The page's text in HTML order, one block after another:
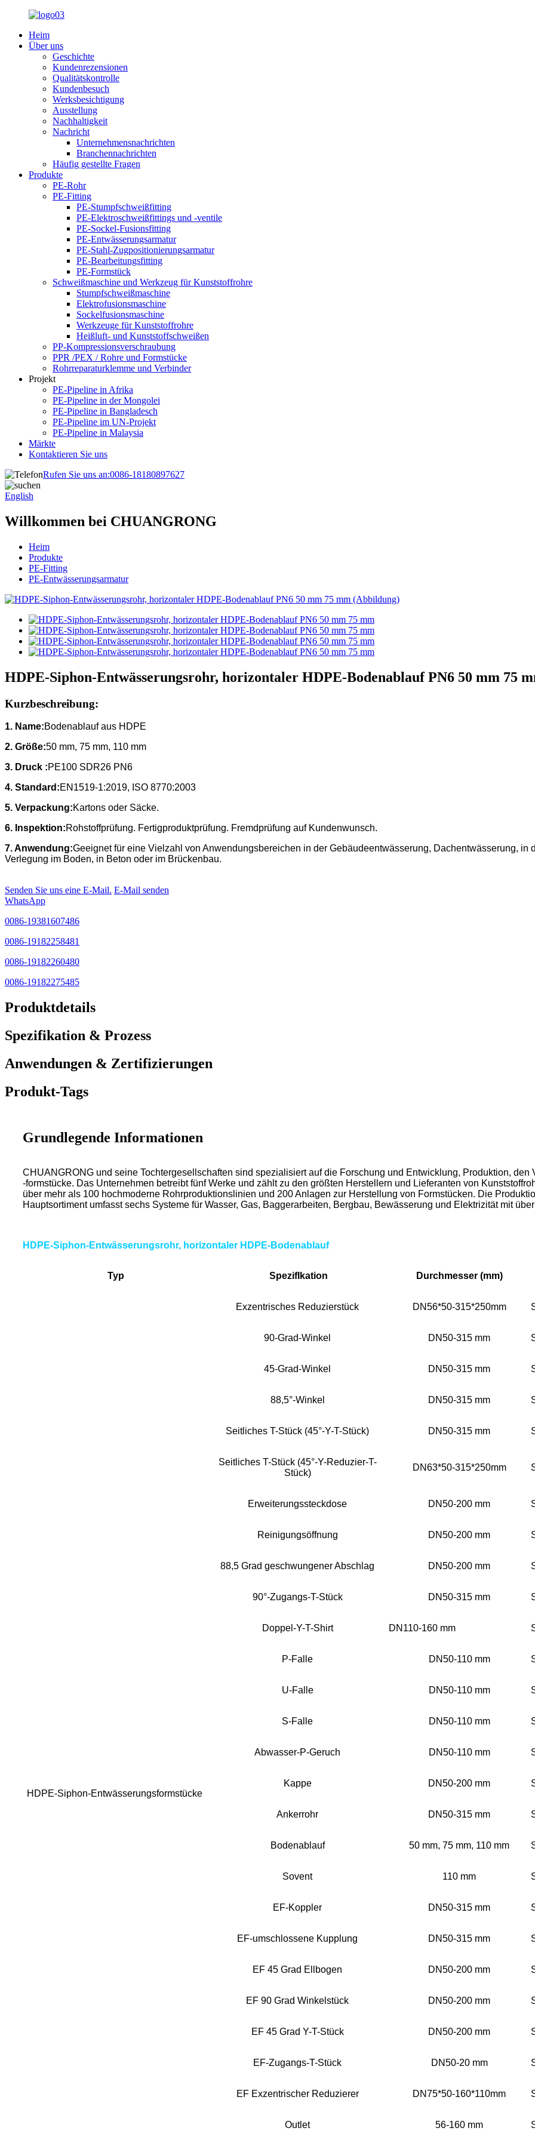
Heim
Über uns
Geschichte
Kundenrezensionen
Qualitätskontrolle
Kundenbesuch
Werksbesichtigung
Ausstellung
Nachhaltigkeit
Nachricht
Unternehmensnachrichten
Branchennachrichten
Häufig gestellte Fragen
Produkte
PE-Rohr
PE-Fitting
PE-Stumpfschweißfitting
PE-Elektroschweißfittings und -ventile
PE-Sockel-Fusionsfitting
PE-Entwässerungsarmatur
PE-Stahl-Zugpositionierungsarmatur
PE-Bearbeitungsfitting
PE-Formstück
Schweißmaschine und Werkzeug für Kunststoffrohre
Stumpfschweißmaschine
Elektrofusionsmaschine
Sockelfusionsmaschine
Werkzeuge für Kunststoffrohre
Heißluft- und Kunststoffschweißen
PP-Kompressionsverschraubung
PPR /PEX / Rohre und Formstücke
Rohrreparaturklemme und Verbinder
Projekt
PE-Pipeline in Afrika
PE-Pipeline in der Mongolei
PE-Pipeline in Bangladesch
PE-Pipeline im UN-Projekt
PE-Pipeline in Malaysia
Märkte
Kontaktieren Sie uns
Rufen Sie uns an:0086-18180897627
English
Willkommen bei CHUANGRONG
Heim
Produkte
PE-Fitting
PE-Entwässerungsarmatur
HDPE-Siphon-Entwässerungsrohr, horizontaler HDPE-Bodenablauf PN6 50 mm 75
Kurzbeschreibung:
1. Name:Bodenablauf aus HDPE
2. Größe:50 mm, 75 mm, 110 mm
3. Druck :PE100 SDR26 PN6
4. Standard:EN1519-1:2019, ISO 8770:2003
5. Verpackung:Kartons oder Säcke.
6. Inspektion:Rohstoffprüfung. Fertigproduktprüfung. Fremdprüfung auf Kundenwunsch.
7. Anwendung:Geeignet für eine Vielzahl von Anwendungsbereichen in der Gebäudeentwässerung, Dachentwässerung, in
Verlegung im Boden, in Beton oder im Brückenbau.
Senden Sie uns eine E-Mail. E-Mail senden
WhatsApp
0086-19381607486
0086-19182258481
0086-19182260480
0086-19182275485
Produktdetails
Spezifikation & Prozess
Anwendungen & Zertifizierungen
Produkt-Tags
Grundlegende Informationen
CHUANGRONG und seine Tochtergesellschaften sind spezialisiert auf die Forschung und Entwicklung, Produktion,
-formstücke. Das Unternehmen betreibt fünf Werke und zählt zu den größten Herstellern und Lieferanten von
über mehr als 100 hochmoderne Rohrproduktionslinien und 200 Anlagen zur Herstellung von Formstücken. Die
Hauptsortiment umfasst sechs Systeme für Wasser, Gas, Baggerarbeiten, Bergbau, Bewässerung und Elektrizität mit
HDPE-Siphon-Entwässerungsrohr, horizontaler HDPE-Bodenablauf
Typ SpezifIkation Durchmesser (mm)
HDPE-Siphon-Entwässerungsformstücke
Exzentrisches Reduzierstück DN56*50-315*250mm
90-Grad-Winkel DN50-315 mm
45-Grad-Winkel DN50-315 mm
88,5°-Winkel DN50-315 mm
Seitliches T-Stück (45°-Y-T-Stück) DN50-315 mm
Seitliches T-Stück (45°-Y-Reduzier-T-
Stück)
DN63*50-315*250mm
Erweiterungssteckdose DN50-200 mm
Reinigungsöffnung DN50-200 mm
88,5 Grad geschwungener Abschlag DN50-200 mm
90°-Zugangs-T-Stück DN50-315 mm
Doppel-Y-T-Shirt DN110-160 mm
P-Falle DN50-110 mm
U-Falle DN50-110 mm
S-Falle DN50-110 mm
Abwasser-P-Geruch DN50-110 mm
Kappe DN50-200 mm
Ankerrohr DN50-315 mm
Bodenablauf 50 mm, 75 mm, 110 mm
Sovent 110 mm
EF-Koppler DN50-315 mm
EF-umschlossene Kupplung DN50-315 mm
EF 45 Grad Ellbogen DN50-200 mm
EF 90 Grad Winkelstück DN50-200 mm
EF 45 Grad Y-T-Stück DN50-200 mm
EF-Zugangs-T-Stück DN50-20 mm
EF Exzentrischer Reduzierer DN75*50-160*110mm
Outlet 56-160 mm